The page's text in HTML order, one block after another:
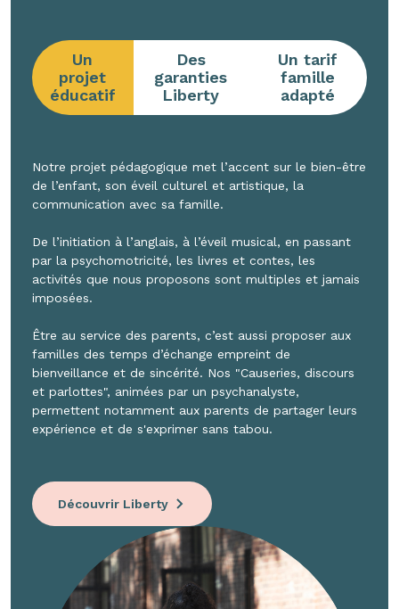
Un
projet
éducatif
Des
garanties
Liberty
Un tarif
famille
adapté
Notre projet pédagogique met l’accent sur le bien-être
de l’enfant, son éveil culturel et artistique, la
communication avec sa famille.
De l’initiation à l’anglais, à l’éveil musical, en passant
par la psychomotricité, les livres et contes, les
activités que nous proposons sont multiples et jamais
imposées.
Être au service des parents, c’est aussi proposer aux
familles des temps d’échange empreint de
bienveillance et de sincérité. Nos "Causeries, discours
et parlottes", animées par un psychanalyste,
permettent notamment aux parents de partager leurs
expérience et de s'exprimer sans tabou.
Découvrir Liberty